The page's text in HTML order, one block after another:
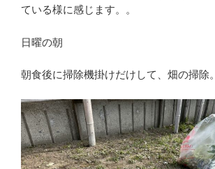
ている様に感じます。。
日曜の朝
朝食後に掃除機掛けだけして、畑の掃除。